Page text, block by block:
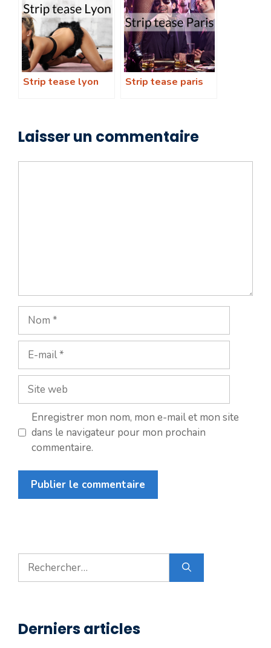
Strip tease lyon Strip tease paris
Laisser un commentaire
Nom
mail
Site
web
Enregistrer mon nom, mon e-mail et mon site
dans le navigateur pour mon prochain
commentaire.
Rechercher :
Derniers articles